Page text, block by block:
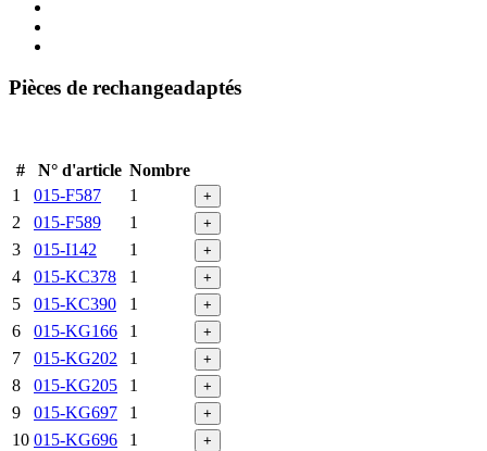
Pièces de rechangeadaptés
# N° d'article Nombre
1
015-F587 1 +
2 015-F589 1 +
3 015-I142 1 +
4 015-KC378 1 +
5 015-KC390 1 +
6 015-KG166 1 +
7 015-KG202 1 +
8 015-KG205 1 +
9 015-KG697 1 +
10 015-KG696 1 +